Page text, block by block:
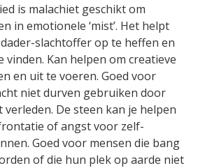
is malachiet geschikt om
in emotionele ‘mist’. Het helpt
slachtoffer op te heffen en
vinden. Kan helpen om creatieve
en uit te voeren. Goed voor
niet durven gebruiken door
De steen kan je helpen
of angst voor zelf-
Goed voor mensen die bang
of die hun plek op aarde niet